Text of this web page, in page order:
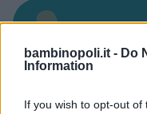
bambinopoli.it - Do
Information
If you wish to opt-out